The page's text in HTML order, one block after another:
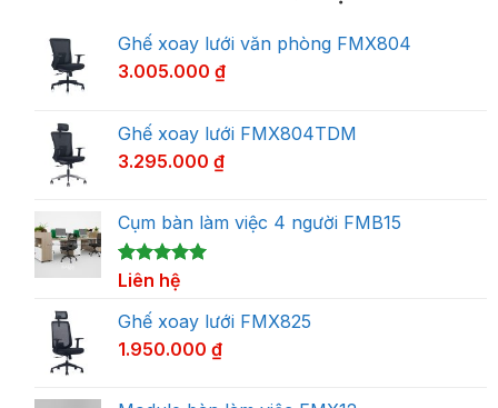
Ghế xoay lưới văn phòng FMX804
3.005.000 ₫
Ghế xoay lưới FMX804TDM
3.295.000 ₫
Cụm bàn làm việc 4 người FMB15
5.00trên 5
dựa trên
1
đánh giá
Liên hệ
Ghế xoay lưới FMX825
1.950.000 ₫